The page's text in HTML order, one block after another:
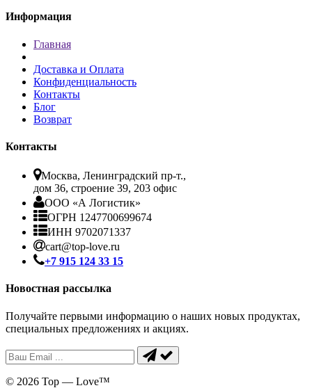
Информация
Главная
Доставка и Оплата
Конфиденциальность
Контакты
Блог
Возврат
Контакты
Москва, Ленинградский пр-т.,
дом 36, строение 39, 203 офис
ООО «А Логистик»
ОГРН 1247700699674
ИНН 9702071337
cart@top-love.ru
+7 915 124 33 15
Новостная рассылка
Получайте первыми информацию о наших новых продуктах,
специальных предложениях и акциях.
© 2026 Top — Love™